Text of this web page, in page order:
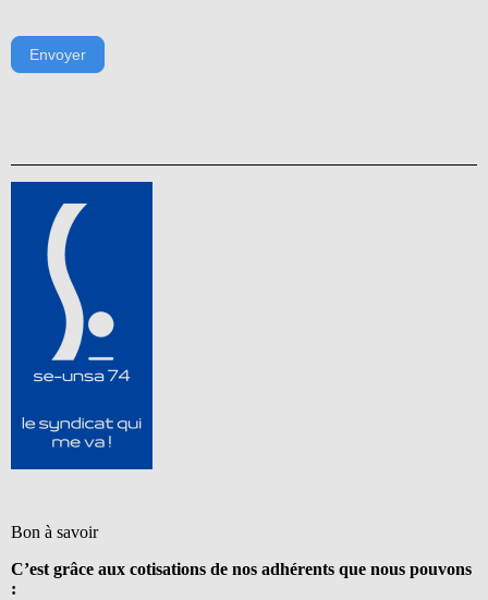
Envoyer
Bon à savoir
C’est grâce aux cotisations de nos adhérents que nous pouvons
: